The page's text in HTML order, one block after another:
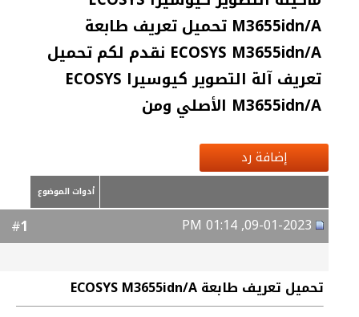
M3655idn/A تحميل تعريف طابعة
ECOSYS M3655idn/A نقدم لكم تحميل
تعريف آلة التصوير كيوسيرا ECOSYS
M3655idn/A الأصلي ومن
إضافة رد
أدوات الموضوع
1
تحميل تعريف طابعة ECOSYS M3655idn/A